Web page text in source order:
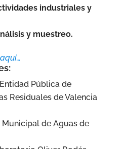
industriales y
y muestreo.
Pública de
Residuales de Valencia
Municipal de Aguas de